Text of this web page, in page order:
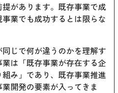
があります。既存事業で成
業でも成功するとは限らな
じで何が違うのかを理解す
は「既存事業が存在する企
み」であり、既存事業推進
開発の要素が入ってきま